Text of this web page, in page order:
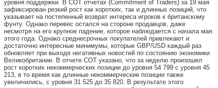
уровня поддержки. В COT отчетах (Commitment of Traders) за 19 мая
зафиксирован резкий рост как коротких, так и длинных позиций, что
указывает на постепенный возврат интереса игроков к британскому
фунту. Однако перевес остался на стороне продавцов, даже
несмотря на его крупное падение, которое наблюдается с начала мая
этого года. Однако среднесрочных покупателей привлекают и
достаточно интересные минимумы, которые GBP/USD каждый раз
обновляет при выходе негативных новостей по состоянию экономики
Великобритании. В отчете COT указано, что за неделю произошел
рост коротких некоммерческих позиции до уровня 54 799 с уровня 45
213, в то время как длинные некоммерческие позиции также
увеличились, с уровня 31 525 до 35 820. В результате этого